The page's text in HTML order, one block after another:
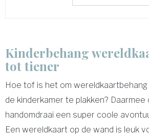
Kinderbehang
tot tiener
Hoe tof is het om
de kinderkamer te plakken?
handomdraai een super coole
Een wereldkaart op de wand is leuk